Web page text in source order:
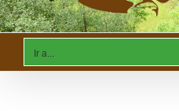
Ir a...